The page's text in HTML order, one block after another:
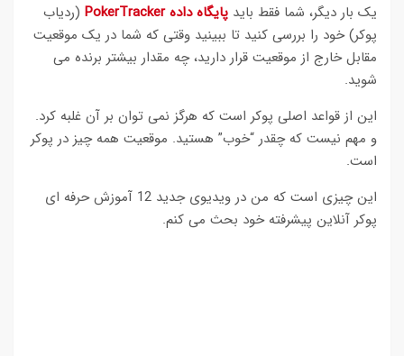
یک بار دیگر، شما فقط باید پایگاه داده PokerTracker
(ردیاب
پوکر) خود را بررسی کنید تا ببینید وقتی که شما در یک موقعیت
مقابل خارج از موقعیت قرار دارید، چه مقدار بیشتر برنده می
شوید.
این از قواعد اصلی پوکر است که هرگز نمی توان بر آن غلبه کرد.
و مهم نیست که چقدر “خوب” هستید. موقعیت همه چیز در پوکر
است.
این چیزی است که من در ویدیوی جدید 12 آموزش حرفه ای
پوکر آنلاین پیشرفته خود بحث می کنم.